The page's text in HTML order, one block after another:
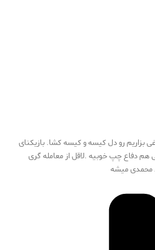
بزاریم رو دل کیسه و کیسه کشا. بازیکنای
هم دفاع چپ خوبیه .لاقل از معامله گری
محمدی میشه